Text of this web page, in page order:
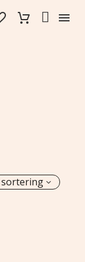


sortering